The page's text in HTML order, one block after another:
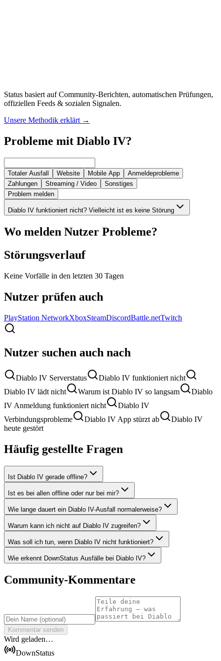
Status basiert auf Community-Berichten, automatischen Prüfungen,
offiziellen Feeds & sozialen Signalen.
Unsere Methodik erklärt →
Probleme mit Diablo IV?
Totaler Ausfall Website Mobile App
Anmeldeprobleme
Zahlungen
Streaming / Video
Sonstiges
Problem melden
Diablo IV funktioniert nicht? Vielleicht ist es keine Störung
Wo melden Nutzer Probleme?
Störungsverlauf
Keine Vorfälle in den letzten 30 Tagen
Nutzer prüfen auch
PlayStation NetworkXboxSteamDiscordBattle.netTwitch
Nutzer suchen auch nach
Diablo IV Serverstatus
Diablo IV funktioniert nicht
Diablo IV lädt nicht
Warum ist Diablo IV so langsam
Diablo
IV Anmeldung funktioniert nicht
Diablo IV
Verbindungsprobleme
Diablo IV App stürzt ab
Diablo IV
heute gestört
Häufig gestellte Fragen
Ist Diablo IV gerade offline?
Ist es bei allen offline oder nur bei mir?
Wie lange dauert ein Diablo IV-Ausfall normalerweise?
Warum kann ich nicht auf Diablo IV zugreifen?
Was soll ich tun, wenn Diablo IV nicht funktioniert?
Wie erkennt DownStatus Ausfälle bei Diablo IV?
Community-Kommentare
Kommentar senden
Wird geladen…
DownStatus